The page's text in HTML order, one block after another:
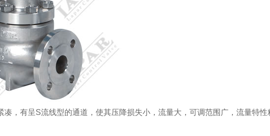
凑，有呈S流线型的通道，使其压降损失小，流量大，可调范围广，流量特